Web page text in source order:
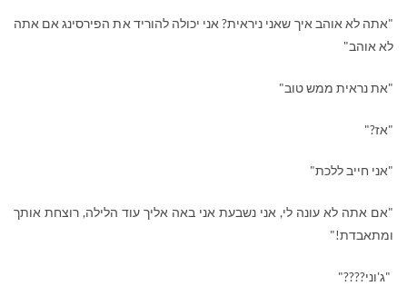
"אתה לא אוהב איך שאני ניראית? אני יכולה להוריד את הפירסינג אם אתה
לא אוהב"
"את נראית ממש טוב"
"אז?"
"אני חייב ללכת"
"אם אתה לא עונה לי, אני נשבעת אני באה אליך עוד הלילה, רוצחת אותך
ומתאבדת!"
"ג'וני????"